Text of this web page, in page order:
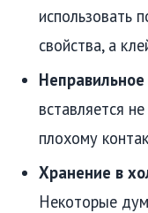
использовать
свойства, а
вставляется
плохому
Хранение в
Некоторые